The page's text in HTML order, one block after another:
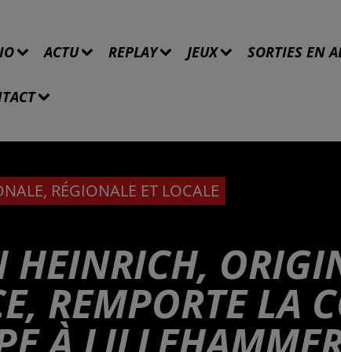
ACTU REPLAY JEUX SORTIES EN
RÉGIONALE ET LOCALE
HEINRICH,
REMPORTE LA